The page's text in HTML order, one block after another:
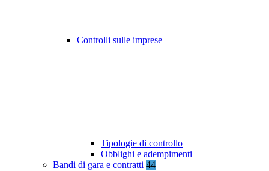
Controlli sulle imprese
Tipologie di controllo
Obblighi e adempimenti
Bandi di gara e contratti 44